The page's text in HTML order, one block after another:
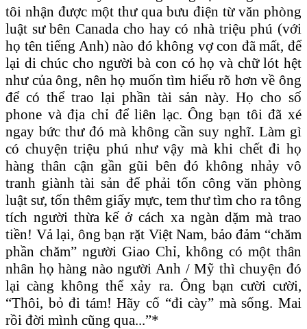
tôi nhận được một thư qua bưu điện từ văn phòng
luật sư bên Canada cho hay có nhà triệu phú (với
họ tên tiếng Anh) nào đó không vợ con đã mất, để
lại di chúc cho người bà con có họ và chữ lót hệt
như của ông, nên họ muốn tìm hiểu rõ hơn về ông
để có thể trao lại phần tài sản này. Họ cho số
phone và địa chỉ để liên lạc. Ông bạn tôi đã xé
ngay bức thư đó mà không cần suy nghĩ. Làm gì
có chuyện triệu phú như vậy mà khi chết đi họ
hàng thân cận gần gũi bên đó không nhảy vô
tranh giành tài sản để phải tốn công văn phòng
luật sư, tốn thêm giấy mực, tem thư tìm cho ra tông
tích người thừa kế ở cách xa ngàn dặm mà trao
tiền! Vả lại, ông bạn rặt Việt Nam, bảo đảm “chăm
phần chăm” người Giao Chỉ, không có một thân
nhân họ hàng nào người Anh / Mỹ thì chuyện đó
lại càng không thể xảy ra. Ông bạn cười cười,
“Thôi, bỏ đi tám! Hãy cố “đi cày” mà sống. Mai
rồi đời mình cũng qua...”*